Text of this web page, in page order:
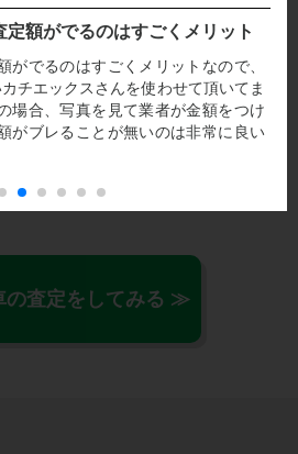
額がでるのはすごくメリット
がでるのはすごくメリットなので、
チエックスさんを使わせて頂いてま
場合、写真を見て業者が金額をつけ
がブレることが無いのは非常に良い
の査定をしてみる ≫